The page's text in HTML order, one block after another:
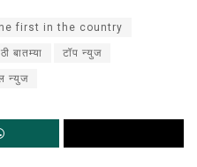
first in the country
बातम्या टॉप न्युज
न्युज